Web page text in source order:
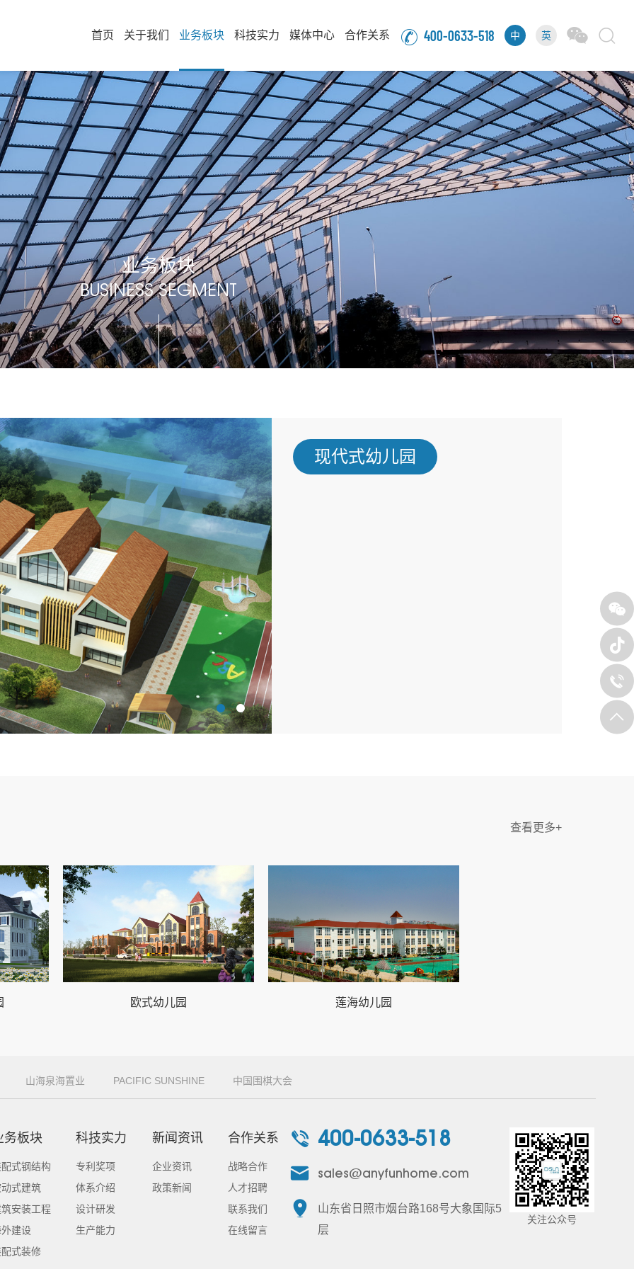
首页 关于我们 业务板块 科技实力 媒体中心 合作关系 400-0633-518 中 英
业务板块
BUSINESS SEGMENT
现代式幼儿园
查看更多+
欧式幼儿园 莲海幼儿园
山海泉海置业 PACIFIC SUNSHINE 中国围棋大会
务板块
式钢结构
式建筑
安装工程
建设
式装修
科技实力
专利奖项
体系介绍
设计研发
生产能力
新闻资讯
企业资讯
政策新闻
合作关系
战略合作
人才招聘
联系我们
在线留言
400-0633-518
sales@anyfunhome.com
山东省日照市烟台路168号大象国际5
层
关注公众号